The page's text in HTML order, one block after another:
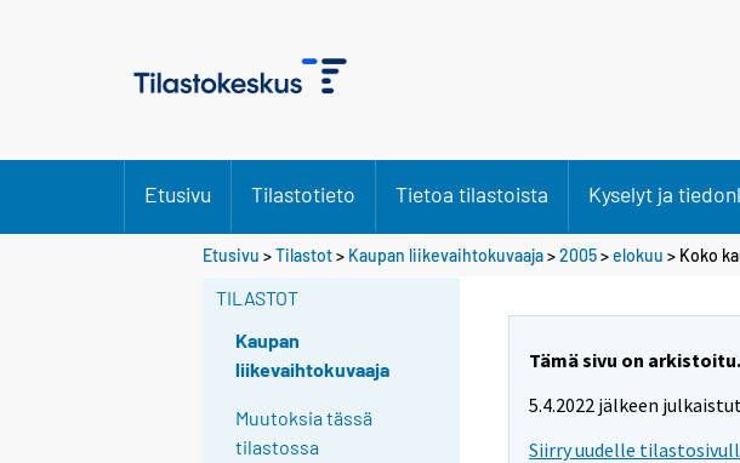
Etusivu Tilastotieto Tietoa tilastoista Kyselyt ja
Etusivu >Tilastot> Kaupan liikevaihtokuvaaja>2005>elokuu > Koko
TILASTOT
Kaupan
liikevaihtokuvaaja
Muutoksia tässä
tilastossa
Tämä sivu on arkistoitu.
5.4.2022 jälkeen
Siirry uudelle